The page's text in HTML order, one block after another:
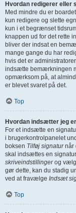
Hvordan redigerer eller
Med mindre du er
kun redigere og slette
kun i et begrænset
knappen ud for det rette
bliver der indsat en
mange gange du har
hvis det er
indsætte bemærkningen
opmærksom på, at
er blevet svaret på det.
Top
Hvordan indsætter jeg
For et indsætte en
i brugerkontrolpanelet
boksen Tilføj signaturnår
skal indsættes en
skriveindstillingerog
gør dette, kan du stadig
ved at fravælge Indsæt
Top